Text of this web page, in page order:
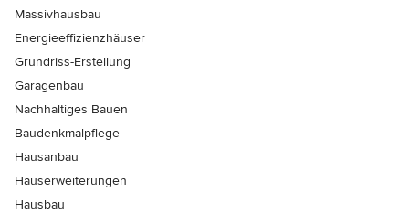
Massivhausbau
Energieeffizienzhäuser
Grundriss-Erstellung
Garagenbau
Nachhaltiges Bauen
Baudenkmalpflege
Hausanbau
Hauserweiterungen
Hausbau